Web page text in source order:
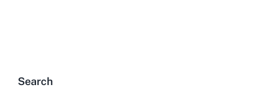
Search